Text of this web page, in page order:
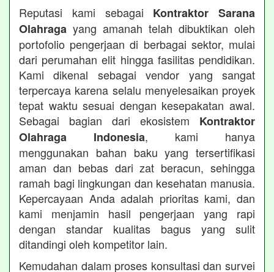
Reputasi kami sebagai Kontraktor Sarana
Olahraga yang amanah telah dibuktikan oleh
portofolio pengerjaan di berbagai sektor, mulai
dari perumahan elit hingga fasilitas pendidikan.
Kami dikenal sebagai vendor yang sangat
terpercaya karena selalu menyelesaikan proyek
tepat waktu sesuai dengan kesepakatan awal.
Sebagai bagian dari ekosistem Kontraktor
Olahraga Indonesia, kami hanya
menggunakan bahan baku yang tersertifikasi
aman dan bebas dari zat beracun, sehingga
ramah bagi lingkungan dan kesehatan manusia.
Kepercayaan Anda adalah prioritas kami, dan
kami menjamin hasil pengerjaan yang rapi
dengan standar kualitas bagus yang sulit
ditandingi oleh kompetitor lain.
Kemudahan dalam proses konsultasi dan survei